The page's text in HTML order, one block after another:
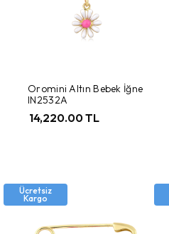
Oromini Altın Bebek İğne
IN2532A
14,220.00 TL
Ücretsiz
Kargo